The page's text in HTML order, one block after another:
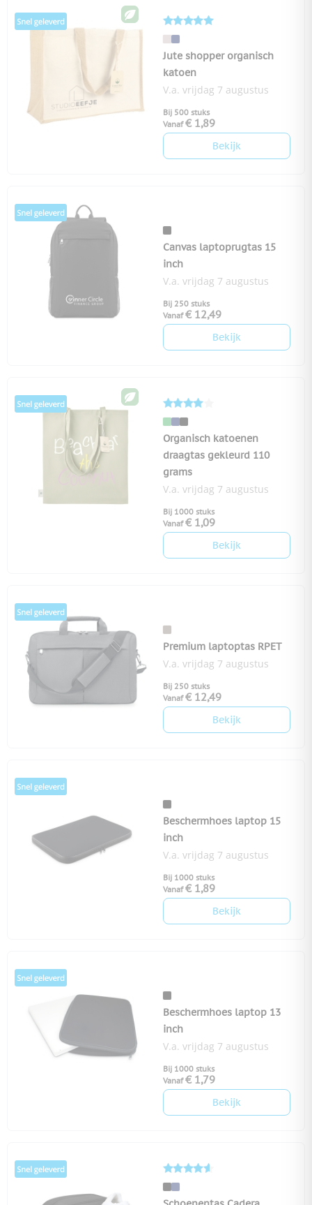
Jute shopper organisch
katoen
V.a. vrijdag 7 augustus
Bij 500 stuks
Vanaf € 1,89
Bekijk
Canvas laptoprugtas 15
inch
V.a. vrijdag 7 augustus
Bij 250 stuks
Vanaf € 12,49
Bekijk
Organisch katoenen
draagtas gekleurd 110
grams
V.a. vrijdag 7 augustus
Bij 1000 stuks
Vanaf € 1,09
Bekijk
Premium laptoptas RPET
V.a. vrijdag 7 augustus
Bij 250 stuks
Vanaf € 12,49
Bekijk
Beschermhoes laptop 15
inch
V.a. vrijdag 7 augustus
Bij 1000 stuks
Vanaf € 1,89
Bekijk
Beschermhoes laptop 13
inch
V.a. vrijdag 7 augustus
Bij 1000 stuks
Vanaf € 1,79
Bekijk